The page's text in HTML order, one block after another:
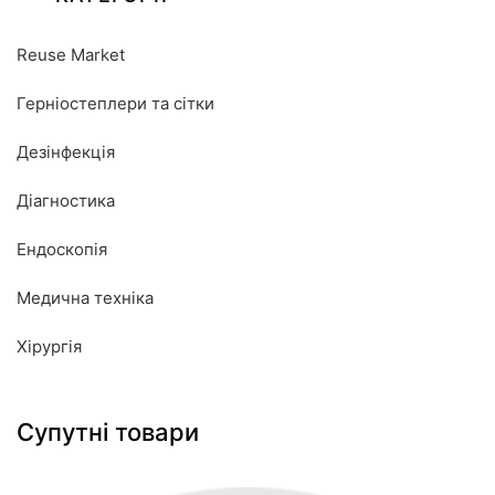
Reuse Market
Герніостеплери та сітки
Дезінфекція
Діагностика
Ендоскопія
Медична техніка
Хірургія
Супутні товари